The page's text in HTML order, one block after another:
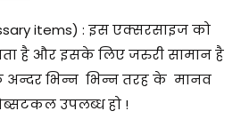
items) : इस एक्सरसाइज को
है और इसके लिए जरुरी सामान है
अन्दर भिन्न भिन्न तरह के मानव
उपलब्ध हो !